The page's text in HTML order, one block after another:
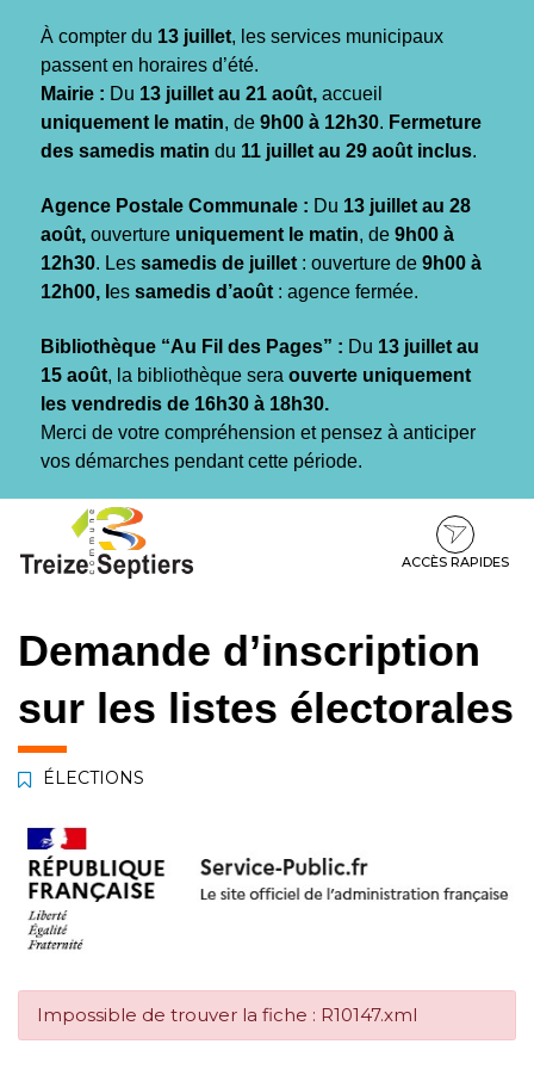
À compter du 13 juillet, les services municipaux
passent en horaires d’été.
Mairie : Du 13 juillet au 21 août, accueil
uniquement le matin, de 9h00 à 12h30. Fermeture
des samedis matin du 11 juillet au 29 août inclus.
Agence Postale Communale : Du 13 juillet au 28
août, ouverture uniquement le matin, de 9h00 à
12h30. Les samedis de juillet : ouverture de 9h00 à
12h00, l es samedis d’août : agence fermée.
Bibliothèque “Au Fil des Pages” : Du 13 juillet au
15 août, la bibliothèque sera ouverte uniquement
les vendredis de 16h30 à 18h30.
Merci de votre compréhension et pensez à anticiper
vos démarches pendant cette période.
contenu
pied
ACCÈS RAPIDES
Demande d’inscription
sur les listes électorales
ÉLECTIONS
Impossible de trouver la fiche : R10147.xml